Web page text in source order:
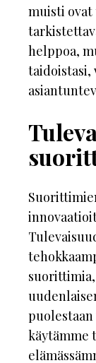
muisti
helppoa,
taidoistasi,
käytämme